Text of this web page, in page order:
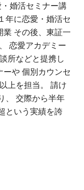
婚活セミナー講
年に恋愛・婚活セ
業 その後、東証一
恋愛アカデミー
所などと提携し
や 個別カウンセ
上を担当。 請け
、 交際から半年
という実績を誇